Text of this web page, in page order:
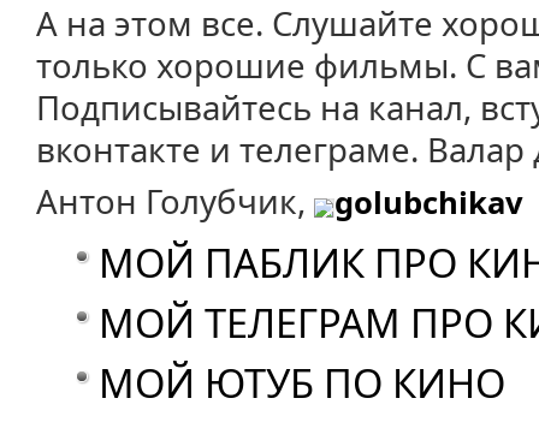
А на этом все. Слушайте
только хорошие фильмы. С
Подписывайтесь на канал,
вконтакте и телеграме. Валар
Антон Голубчик,
golubchikav
МОЙ ПАБЛИК ПРО
МОЙ ТЕЛЕГРАМ ПРО
МОЙ ЮТУБ ПО КИНО